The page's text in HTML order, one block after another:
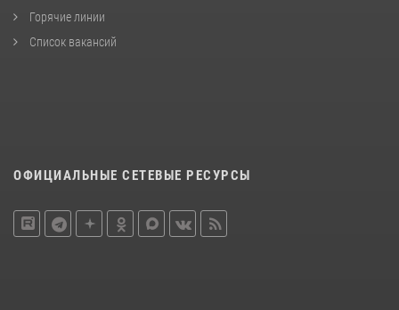
Горячие линии
Список вакансий
ОФИЦИАЛЬНЫЕ СЕТЕВЫЕ РЕСУРСЫ